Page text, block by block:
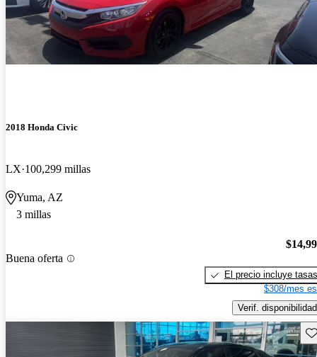
2018 Honda Civic
LX 100,299 millas
Yuma, AZ
3 millas
Buena oferta
El precio incluye tasas
$308/mes
Verif. disponibilidad